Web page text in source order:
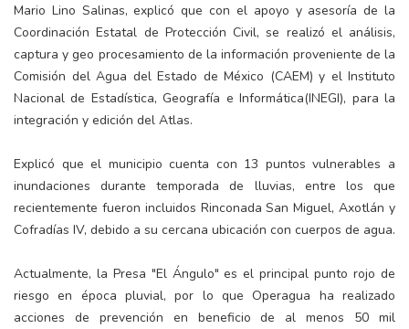
Mario Lino Salinas, explicó que con el apoyo y asesoría de la
Coordinación Estatal de Protección Civil, se realizó el análisis,
captura y geo procesamiento de la información proveniente de la
Comisión del Agua del Estado de México (CAEM) y el Instituto
Nacional de Estadística, Geografía e Informática(INEGI), para la
integración y edición del Atlas.
Explicó que el municipio cuenta con 13 puntos vulnerables a
inundaciones durante temporada de lluvias, entre los que
recientemente fueron incluidos Rinconada San Miguel, Axotlán y
Cofradías IV, debido a su cercana ubicación con cuerpos de agua.
Actualmente, la Presa "El Ángulo" es el principal punto rojo de
riesgo en época pluvial, por lo que Operagua ha realizado
acciones de prevención en beneficio de al menos 50 mil